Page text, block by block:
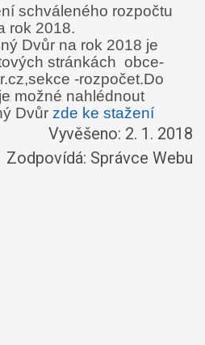
schváleného rozpočtu
rok 2018.
Dvůr na rok 2018 je
stránkách obce-
-rozpočet.Do
možné nahlédnout
Dvůr zde ke stažení
Vyvěšeno: 2. 1. 2018
Zodpovídá: Správce Webu